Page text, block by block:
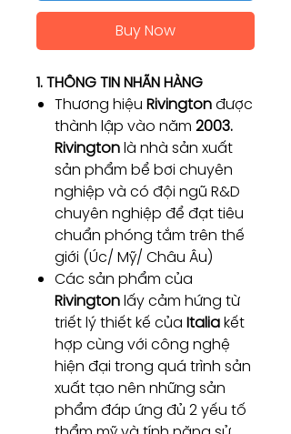
Buy Now
1. THÔNG TIN NHÃN HÀNG
Thương hiệu Rivingtonđược
thành lập vào năm 2003.
Rivingtonlà nhà sản xuất
sản phẩm bể bơi chuyên
nghiệp và có đội ngũ R&D
chuyên nghiệp để đạt tiêu
chuẩn phóng tắm trên thế
giới (Úc/ Mỹ/ Châu Âu)
Các sản phẩm của
Rivingtonlấy cảm hứng từ
triết lý thiết kế của Italiakết
hợp cùng với công nghệ
hiện đại trong quá trình sản
xuất tạo nên những sản
phẩm đáp ứng đủ 2 yếu tố